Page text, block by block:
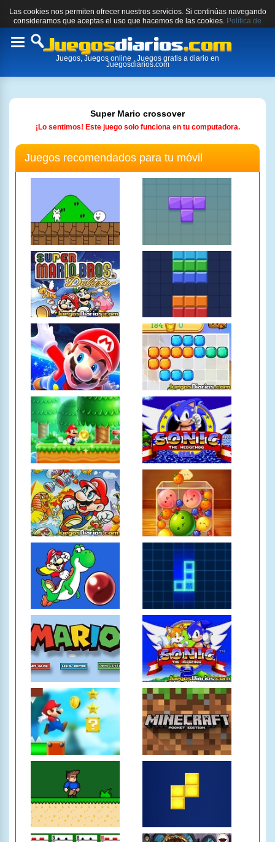
Las cookies nos permiten ofrecer nuestros servicios. Si continúas navegando
consideramos que aceptas el uso que hacemos de las cookies. Política de
cookies.
Toggle
Juegos, Juegos online , Juegos gratis a diario en
Juegosdiarios.com
Super Mario crossover
¡Lo sentimos! Este juego solo funciona en tu computadora.
Juegos recomendados para tu móvil